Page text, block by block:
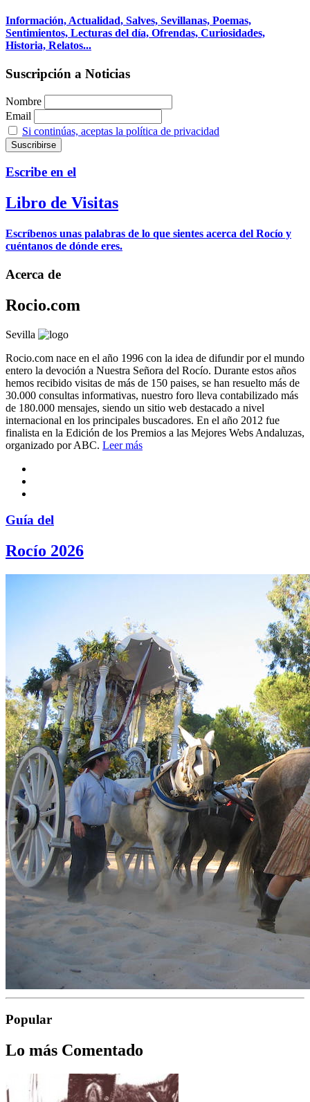
Información, Actualidad, Salves, Sevillanas, Poemas,
Sentimientos, Lecturas del día, Ofrendas, Curiosidades,
Historia, Relatos...
Suscripción a Noticias
Nombre
Email
Si continúas, aceptas la política de privacidad
Escribe en el
Libro de Visitas
Escríbenos unas palabras de lo que sientes acerca del Rocío y
cuéntanos de dónde eres.
Acerca de
Rocio.com
Sevilla
Rocio.com nace en el año 1996 con la idea de difundir por el mundo
entero la devoción a Nuestra Señora del Rocío. Durante estos años
hemos recibido visitas de más de 150 paises, se han resuelto más de
30.000 consultas informativas, nuestro foro lleva contabilizado más
de 180.000 mensajes, siendo un sitio web destacado a nivel
internacional en los principales buscadores. En el año 2012 fue
finalista en la Edición de los Premios a las Mejores Webs Andaluzas,
organizado por ABC. Leer más
Guía del
Rocío 2026
Popular
Lo más Comentado